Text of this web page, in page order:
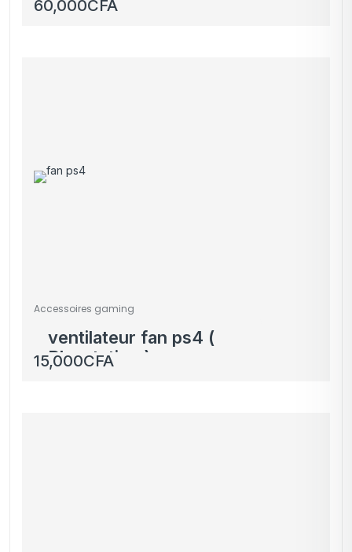
Immersif – Rouge et
60,000CFA
Accessoires gaming
ventilateur fan ps4 (
Playstation )
15,000CFA